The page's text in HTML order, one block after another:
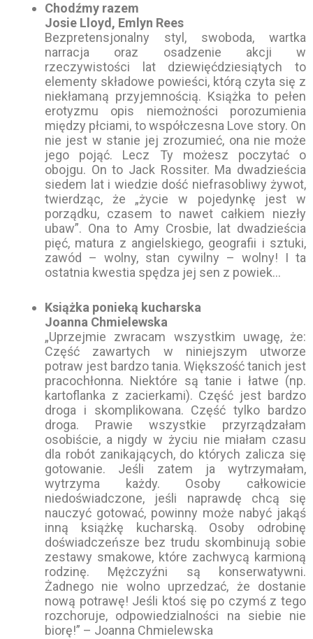
Chodźmy razem
Josie Lloyd, Emlyn Rees
Bezpretensjonalny styl, swoboda, wartka
narracja oraz osadzenie akcji w
rzeczywistości lat dziewięćdziesiątych to
elementy składowe powieści, którą czyta się z
niekłamaną przyjemnością. Książka to pełen
erotyzmu opis niemożności porozumienia
między płciami, to współczesna Love story. On
nie jest w stanie jej zrozumieć, ona nie może
jego pojąć. Lecz Ty możesz poczytać o
obojgu. On to Jack Rossiter. Ma dwadzieścia
siedem lat i wiedzie dość niefrasobliwy żywot,
twierdząc, że „życie w pojedynkę jest w
porządku, czasem to nawet całkiem niezły
ubaw”. Ona to Amy Crosbie, lat dwadzieścia
pięć, matura z angielskiego, geografii i sztuki,
zawód – wolny, stan cywilny – wolny! I ta
ostatnia kwestia spędza jej sen z powiek…
Książka ponieką kucharska
Joanna Chmielewska
„Uprzejmie zwracam wszystkim uwagę, że:
Część zawartych w niniejszym utworze
potraw jest bardzo tania. Większość tanich jest
pracochłonna. Niektóre są tanie i łatwe (np.
kartoflanka z zacierkami). Część jest bardzo
droga i skomplikowana. Część tylko bardzo
droga. Prawie wszystkie przyrządzałam
osobiście, a nigdy w życiu nie miałam czasu
dla robót zanikających, do których zalicza się
gotowanie. Jeśli zatem ja wytrzymałam,
wytrzyma każdy. Osoby całkowicie
niedoświadczone, jeśli naprawdę chcą się
nauczyć gotować, powinny może nabyć jakąś
inną książkę kucharską. Osoby odrobinę
doświadczeńsze bez trudu skombinują sobie
zestawy smakowe, które zachwycą karmioną
rodzinę. Mężczyźni są konserwatywni.
Żadnego nie wolno uprzedzać, że dostanie
nową potrawę! Jeśli ktoś się po czymś z tego
rozchoruje, odpowiedzialności na siebie nie
biorę!” – Joanna Chmielewska